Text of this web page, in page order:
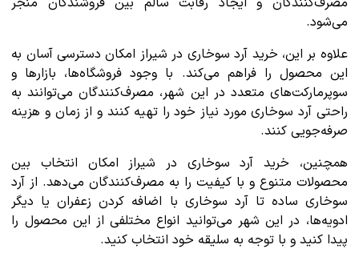
می‌شود.
علاوه بر این، خرید آرد سوخاری در شیراز امکان دسترسی آسان به
این محصول را فراهم می‌کند. با وجود فروشگاه‌ها، بازارها و
سوپرمارکت‌های متعدد در این شهر، مصرف‌کنندگان می‌توانند به
راحتی آرد سوخاری مورد نیاز خود را تهیه کنند و از زمان و هزینه
صرفه‌جویی کنند.
همچنین، خرید آرد سوخاری در شیراز امکان انتخاب بین
محصولات متنوع و با کیفیت را به مصرف‌کنندگان می‌دهد. از آرد
سوخاری ساده تا آرد سوخاری با اضافه کردن زعفران یا دیگر
ادویه‌ها، در این شهر می‌توانید انواع مختلفی از این محصول را
پیدا کنید و با توجه به سلیقه خود انتخاب کنید.